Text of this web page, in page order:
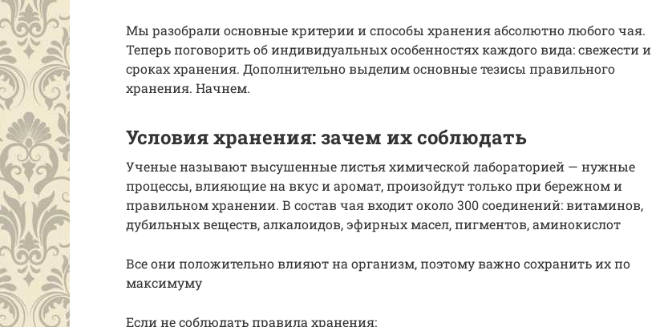
Мы разобрали основные критерии и способы хранения абсолютно любого чая.
Теперь поговорить об индивидуальных особенностях каждого вида: свежести и
сроках хранения. Дополнительно выделим основные тезисы правильного
хранения. Начнем.
Условия хранения: зачем их соблюдать
Ученые называют высушенные листья химической лабораторией — нужные
процессы, влияющие на вкус и аромат, произойдут только при бережном и
правильном хранении. В состав чая входит около 300 соединений: витаминов,
дубильных веществ, алкалоидов, эфирных масел, пигментов, аминокислот
Все они положительно влияют на организм, поэтому важно сохранить их по
максимуму
Если не соблюдать правила хранения: